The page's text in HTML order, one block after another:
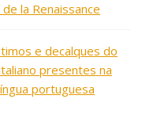
la Renaissance
e decalques do
presentes na
portuguesa